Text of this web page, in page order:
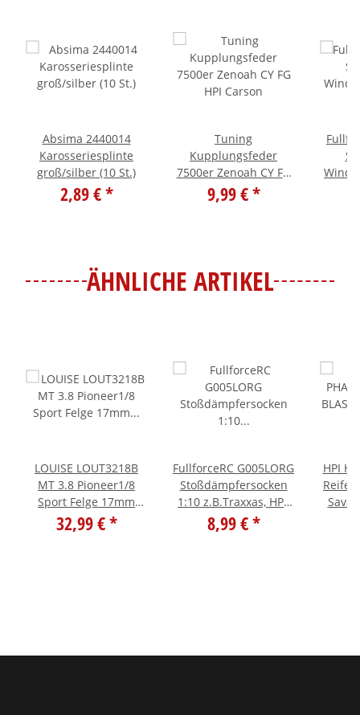
Absima 2440014
Karosseriesplinte
groß/silber (10 St.)
2,89 €*
Tuning
Kupplungsfeder
7500er Zenoah CY FG
HPI Carson
9,99 €*
ÄHNLICHE ARTIKEL
LOUISE LOUT3218B
MT 3.8 Pioneer1/8
Sport Felge 17mm
TRAXXAS HPI 0 Offset
32,99 €*
FullforceRC G005LORG
Stoßdämpfersocken
1:10 z.B.Traxxas, HPI,
Arrma L-Orange
8,99 €*
HPI
Reifen